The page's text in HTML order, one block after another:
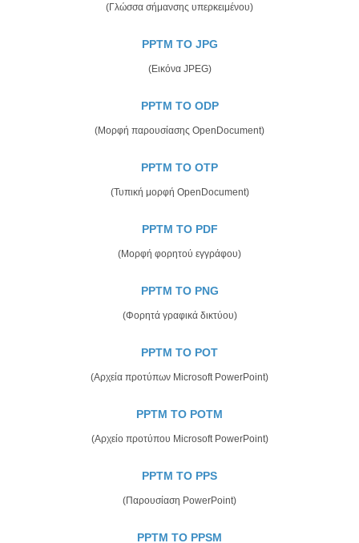
(Γλώσσα σήμανσης υπερκειμένου)
PPTM TO JPG
(Εικόνα JPEG)
PPTM TO ODP
(Μορφή παρουσίασης OpenDocument)
PPTM TO OTP
(Τυπική μορφή OpenDocument)
PPTM TO PDF
(Μορφή φορητού εγγράφου)
PPTM TO PNG
(Φορητά γραφικά δικτύου)
PPTM TO POT
(Αρχεία προτύπων Microsoft PowerPoint)
PPTM TO POTM
(Αρχείο προτύπου Microsoft PowerPoint)
PPTM TO PPS
(Παρουσίαση PowerPoint)
PPTM TO PPSM